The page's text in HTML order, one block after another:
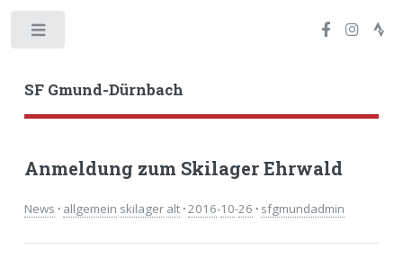
SF Gmund-Dürnbach
Anmeldung zum Skilager Ehrwald
News · allgemein skilager alt ·2016-10-26 · sfgmundadmin